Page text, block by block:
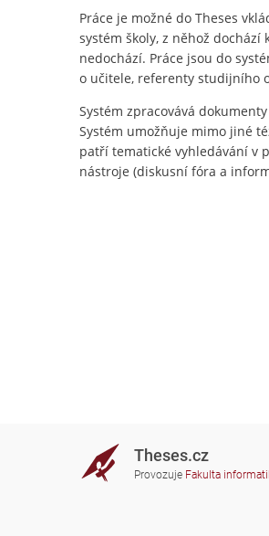
Práce je možné do Theses
systém školy, z něhož
nedochází. Práce jsou do
o učitele, referenty studijního
Systém zpracovává
Systém umožňuje mimo jiné
patří tematické vyhledávání v
nástroje (diskusní fóra a
Theses.cz
Provozuje Fakulta